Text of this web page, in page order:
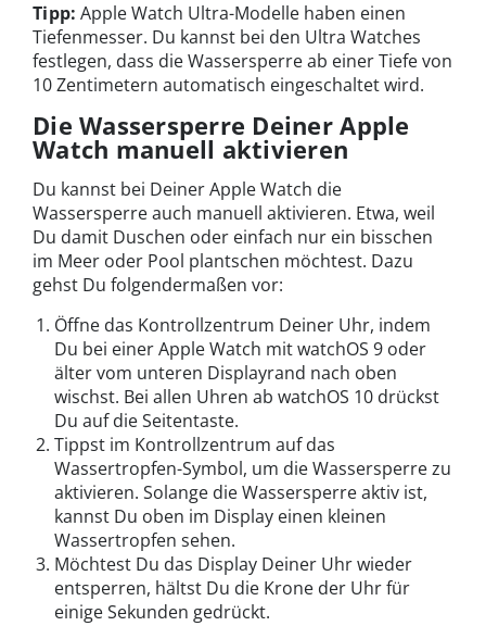
Tipp: Apple Watch Ultra-Modelle haben einen
Tiefenmesser. Du kannst bei den Ultra Watches
festlegen, dass die Wassersperre ab einer Tiefe von
10 Zentimetern automatisch eingeschaltet wird.
Die Wassersperre Deiner Apple
Watch manuell aktivieren
Du kannst bei Deiner Apple Watch die
Wassersperre auch manuell aktivieren. Etwa, weil
Du damit Duschen oder einfach nur ein bisschen
im Meer oder Pool plantschen möchtest. Dazu
gehst Du folgendermaßen vor:
Öffne das Kontrollzentrum Deiner Uhr, indem
Du bei einer Apple Watch mit watchOS 9 oder
älter vom unteren Displayrand nach oben
wischst. Bei allen Uhren ab watchOS 10 drückst
Du auf die Seitentaste.
Tippst im Kontrollzentrum auf das
Wassertropfen-Symbol, um die Wassersperre zu
aktivieren. Solange die Wassersperre aktiv ist,
kannst Du oben im Display einen kleinen
Wassertropfen sehen.
Möchtest Du das Display Deiner Uhr wieder
entsperren, hältst Du die Krone der Uhr für
einige Sekunden gedrückt.